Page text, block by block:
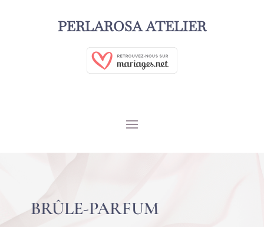
PERLAROSA ATELIER
BRÛLE-PARFUM